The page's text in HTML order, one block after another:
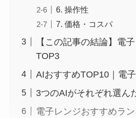
6. 操作性
7. 価格・コスパ
【この記事の結論】電
TOP3
AIおすすめTOP10｜電
3つのAIがそれぞれ選ん
電子レンジおすすめラ